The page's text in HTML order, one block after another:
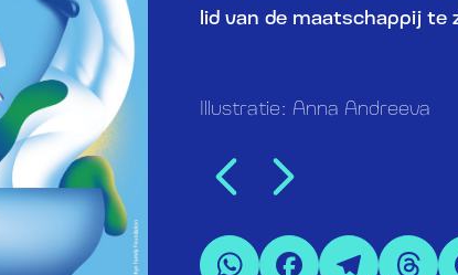
lid van de maatschappij te
Illustratie: Anna Andreeva